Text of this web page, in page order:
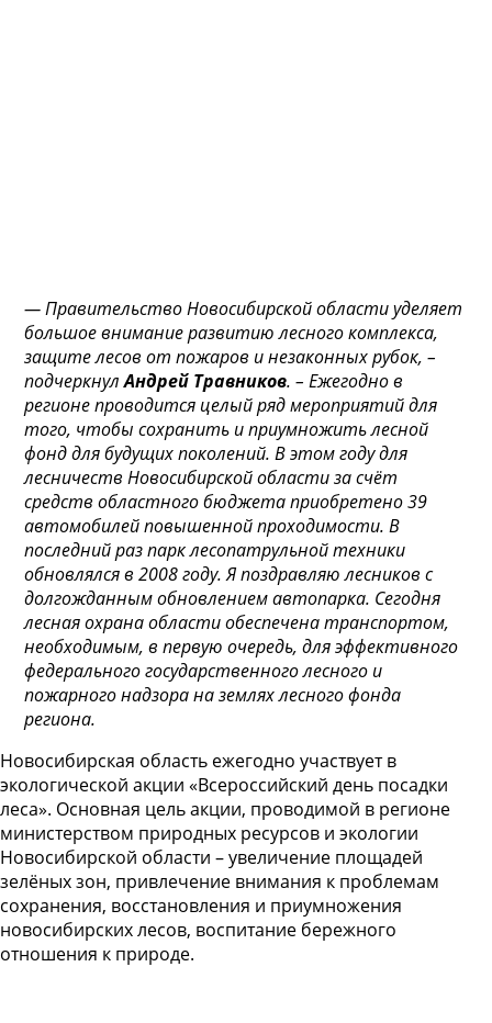
— Правительство Новосибирской области уделяет
большое внимание развитию лесного комплекса,
защите лесов от пожаров и незаконных рубок, –
подчеркнулАндрей Травников. – Ежегодно в
регионе проводится целый ряд мероприятий для
того, чтобы сохранить и приумножить лесной
фонд для будущих поколений. В этом году для
лесничеств Новосибирской области за счёт
средств областного бюджета приобретено 39
автомобилей повышенной проходимости. В
последний раз парк лесопатрульной техники
обновлялся в 2008 году. Я поздравляю лесников с
долгожданным обновлением автопарка. Сегодня
лесная охрана области обеспечена транспортом,
необходимым, в первую очередь, для эффективного
федерального государственного лесного и
пожарного надзора на землях лесного фонда
региона.
Новосибирская область ежегодно участвует в
экологической акции «Всероссийский день посадки
леса». Основная цель акции, проводимой в регионе
министерством природных ресурсов и экологии
Новосибирской области – увеличение площадей
зелёных зон, привлечение внимания к проблемам
сохранения, восстановления и приумножения
новосибирских лесов, воспитание бережного
отношения к природе.